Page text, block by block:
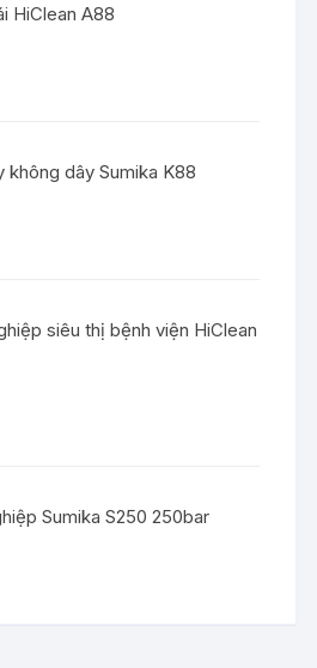
HiClean A88
không dây Sumika K88
siêu thị bệnh viện HiClean
Sumika S250 250bar